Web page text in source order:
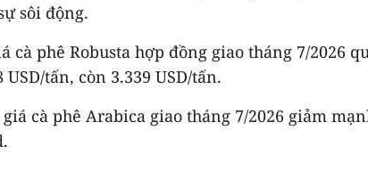
sôi động.
cà phê Robusta hợp đồng giao tháng 7/2026
tấn, còn 3.339 USD/tấn.
cà phê Arabica giao tháng 7/2026 giảm